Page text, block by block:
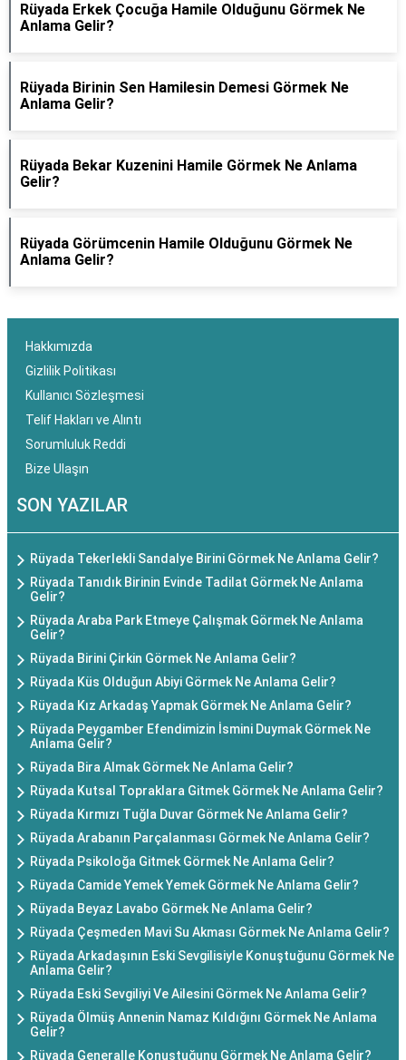
Rüyada Erkek Çocuğa Hamile Olduğunu Görmek Ne
Anlama Gelir?
Rüyada Birinin Sen Hamilesin Demesi Görmek Ne
Anlama Gelir?
Rüyada Bekar Kuzenini Hamile Görmek Ne Anlama
Gelir?
Rüyada Görümcenin Hamile Olduğunu Görmek Ne
Anlama Gelir?
Hakkımızda
Gizlilik Politikası
Kullanıcı Sözleşmesi
Telif Hakları ve Alıntı
Sorumluluk Reddi
Bize Ulaşın
SON YAZILAR
Rüyada Tekerlekli Sandalye Birini Görmek Ne Anlama Gelir?
Rüyada Tanıdık Birinin Evinde Tadilat Görmek Ne Anlama
Gelir?
Rüyada Araba Park Etmeye Çalışmak Görmek Ne Anlama
Gelir?
Rüyada Birini Çirkin Görmek Ne Anlama Gelir?
Rüyada Küs Olduğun Abiyi Görmek Ne Anlama Gelir?
Rüyada Kız Arkadaş Yapmak Görmek Ne Anlama Gelir?
Rüyada Peygamber Efendimizin İsmini Duymak Görmek Ne
Anlama Gelir?
Rüyada Bira Almak Görmek Ne Anlama Gelir?
Rüyada Kutsal Topraklara Gitmek Görmek Ne Anlama Gelir?
Rüyada Kırmızı Tuğla Duvar Görmek Ne Anlama Gelir?
Rüyada Arabanın Parçalanması Görmek Ne Anlama Gelir?
Rüyada Psikoloğa Gitmek Görmek Ne Anlama Gelir?
Rüyada Camide Yemek Yemek Görmek Ne Anlama Gelir?
Rüyada Beyaz Lavabo Görmek Ne Anlama Gelir?
Rüyada Çeşmeden Mavi Su Akması Görmek Ne Anlama Gelir?
Rüyada Arkadaşının Eski Sevgilisiyle Konuştuğunu Görmek Ne
Anlama Gelir?
Rüyada Eski Sevgiliyi Ve Ailesini Görmek Ne Anlama Gelir?
Rüyada Ölmüş Annenin Namaz Kıldığını Görmek Ne Anlama
Gelir?
Rüyada Generalle Konuştuğunu Görmek Ne Anlama Gelir?